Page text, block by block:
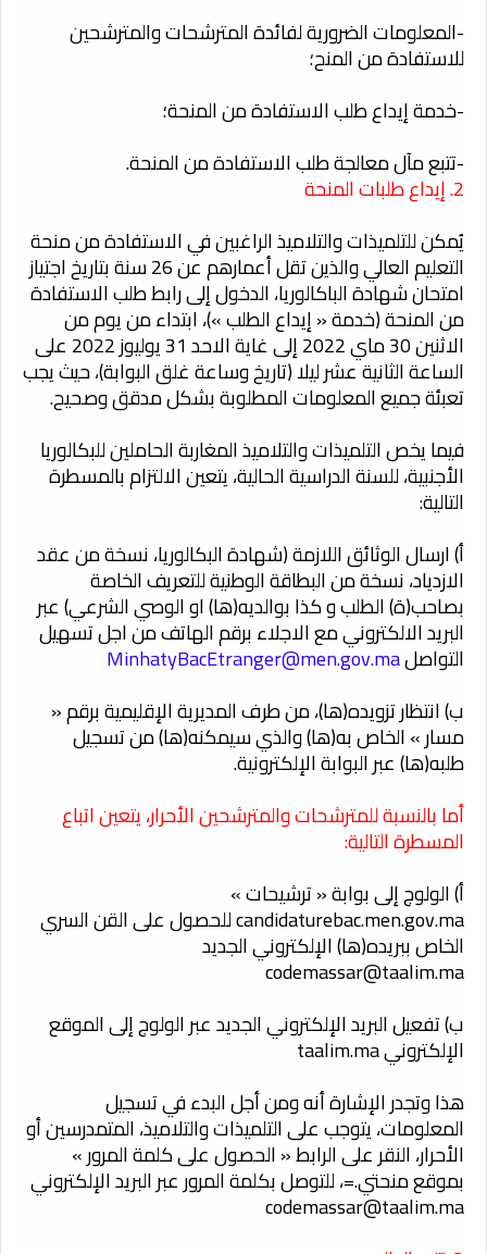
-المعلومات الضرورية لفائدة المترشحات والمترشحين
للاستفادة من المنح؛
-خدمة إيداع طلب الاستفادة من المنحة؛
-تتبع مآل معالجة طلب الاستفادة من المنحة.
2. إيداع طلبات المنحة
يُمكن للتلميذات والتلاميذ الراغبين في الاستفادة من منحة
التعليم العالي والذين تقل أعمارهم عن 26 سنة بتاريخ اجتياز
امتحان شهادة الباكالوريا، الدخول إلى رابط طلب الاستفادة
من المنحة (خدمة « إيداع الطلب »)، ابتداء من يوم من
الاثنين 30 ماي 2022 إلى غاية الاحد 31 يوليوز 2022 على
الساعة الثانية عشر ليلا (تاريخ وساعة غلق البوابة)، حيث يجب
تعبئة جميع المعلومات المطلوبة بشكل مدقق وصحيح.
فيما يخص التلميذات والتلاميذ المغاربة الحاملين للبكالوريا
الأجنبية، للسنة الدراسية الحالية، يتعين الالتزام بالمسطرة
التالية:
أ) ارسال الوثائق اللازمة (شهادة البكالوريا، نسخة من عقد
الازدياد، نسخة من البطاقة الوطنية للتعريف الخاصة
بصاحب(ة) الطلب و كذا بوالديه(ها) او الوصي الشرعي) عبر
البريد الالكتروني مع الاجلاء برقم الهاتف من اجل تسهيل
التواصلMinhatyBacEtranger@men.gov.ma
ب) انتظار تزويده(ها)، من طرف المديرية الإقليمية برقم «
مسار » الخاص به(ها) والذي سيمكنه(ها) من تسجيل
طلبه(ها) عبر البوابة الإلكترونية.
أما بالنسبة للمترشحات والمترشحين الأحرار، يتعين اتباع
المسطرة التالية:
أ) الولوج إلى بوابة « ترشيحات »
candidaturebac.men.gov.ma للحصول على القن السري
الخاص ببريده(ها) الإلكتروني الجديد
codemassar@taalim.ma
ب) تفعيل البريد الإلكتروني الجديد عبر الولوج إلى الموقع
الإلكتروني taalim.ma
هذا وتجدر الإشارة أنه ومن أجل البدء في تسجيل
المعلومات، يتوجب على التلميذات والتلاميذ، المتمدرسين أو
الأحرار، النقر على الرابط « الحصول على كلمة المرور »
بموقع منحتي.=، للتوصل بكلمة المرور عبر البريد الإلكتروني
codemassar@taalim.ma